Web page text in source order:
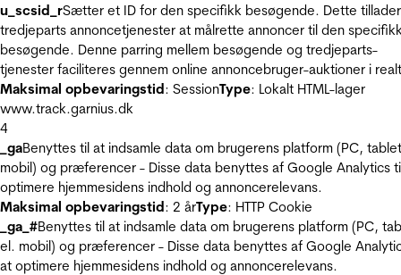
u_scsid_rSætter et ID for den specifikk besøgende. Dette tillader
tredjeparts annoncetjenester at målrette annoncer til den
besøgende. Denne parring mellem besøgende og tredjeparts-
tjenester faciliteres gennem online annoncebruger-auktioner i
Maksimal opbevaringstid: SessionType: Lokalt HTML-lager
www.track.garnius.dk
4
_gaBenyttes til at indsamle data om brugerens platform (PC,
mobil) og præferencer - Disse data benyttes af Google Analytics
optimere hjemmesidens indhold og annoncerelevans.
Maksimal opbevaringstid: 2 årType: HTTP Cookie
_ga_#Benyttes til at indsamle data om brugerens platform (PC,
el. mobil) og præferencer - Disse data benyttes af Google
at optimere hjemmesidens indhold og annoncerelevans.